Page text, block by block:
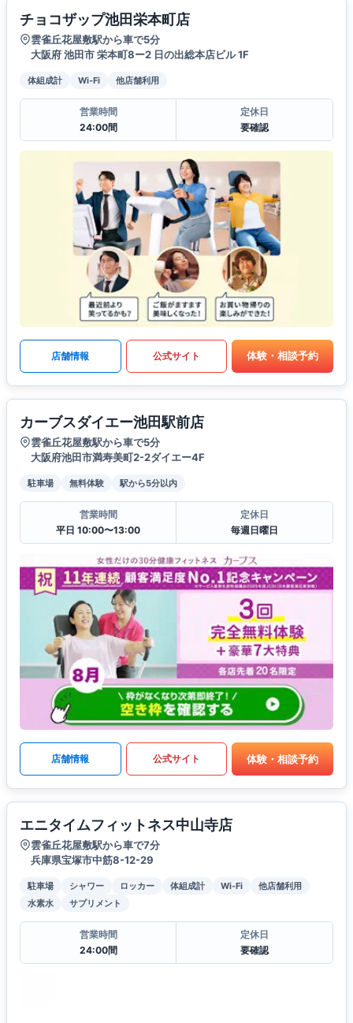
チョコザップ池田栄本町店
雲雀丘花屋敷駅から車で5分
大阪府 池田市 栄本町8ー2 日の出総本店ビル 1F
体組成計 Wi-Fi 他店舗利用
営業時間
24:00間
定休日
要確認
店舗情報 公式サイト 体験・相談予約
カーブスダイエー池田駅前店
雲雀丘花屋敷駅から車で5分
大阪府池田市満寿美町2-2ダイエー4F
駐車場 無料体験 駅から5分以内
営業時間
平日 10:00〜13:00
定休日
毎週日曜日
店舗情報 公式サイト 体験・相談予約
エニタイムフィットネス中山寺店
雲雀丘花屋敷駅から車で7分
兵庫県宝塚市中筋8-12-29
駐車場 シャワー ロッカー 体組成計 Wi-Fi
他店舗利用
水素水
サプリメント
営業時間
24:00間
定休日
要確認